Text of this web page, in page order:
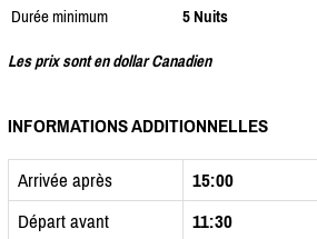
Durée minimum
5 Nuits
Les prix sont en dollar Canadien
INFORMATIONS ADDITIONNELLES
Arrivée après
15:00
Départ avant
11:30